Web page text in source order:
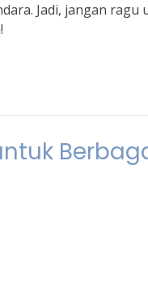
Jadi, jangan ragu